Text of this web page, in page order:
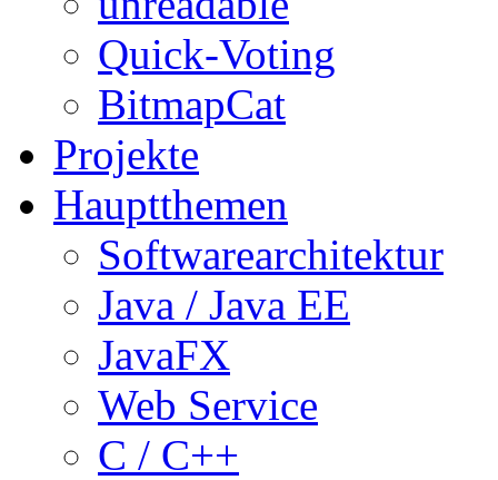
Quick-Voting
BitmapCat
Projekte
Hauptthemen
Softwarearchitektur
Java / Java EE
JavaFX
Web Service
C / C++